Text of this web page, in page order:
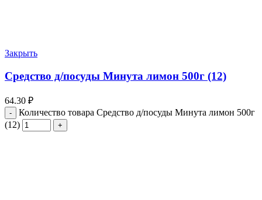
Закрыть
Средство д/посуды Минута лимон 500г (12)
64.30 ₽
Количество товара Средство д/посуды Минута лимон 500г
(12)